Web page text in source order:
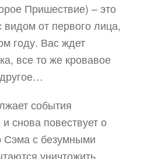
Пришествие​) – это
от первого лица,
году. Вас ждет
все то же кровавое
события
снова повествует о
Сэма с безумными
уничтожить